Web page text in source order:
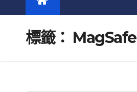
標籤： MagSafe